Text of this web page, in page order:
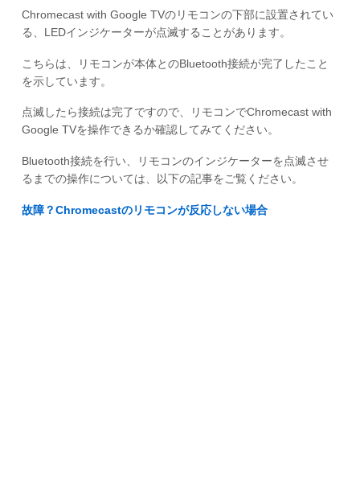
Chromecast with Google TVのリモコンの下部に設置されてい
る、LEDインジケーターが点滅することがあります。
こちらは、リモコンが本体とのBluetooth接続が完了したこと
を示しています。
点滅したら接続は完了ですので、リモコンでChromecast with
Google TVを操作できるか確認してみてください。
Bluetooth接続を行い、リモコンのインジケーターを点滅させ
るまでの操作については、以下の記事をご覧ください。
故障？Chromecastのリモコンが反応しない場合